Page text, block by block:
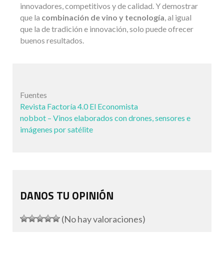
innovadores, competitivos y de calidad. Y demostrar
que la combinación de vino y tecnología, al igual
que la de tradición e innovación, solo puede ofrecer
buenos resultados.
Fuentes
Revista Factoría 4.0 El Economista
nobbot – Vinos elaborados con drones, sensores e
imágenes por satélite
DANOS TU OPINIÓN
(No hay valoraciones)